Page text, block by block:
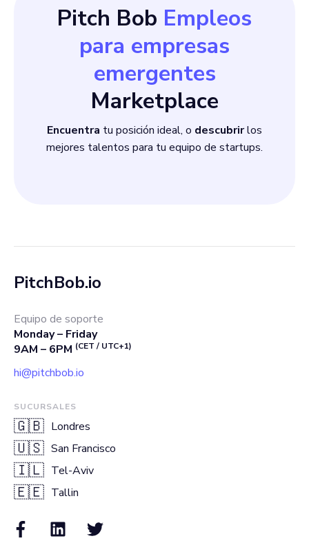
Pitch Bob Empleos
para empresas
emergentes
Marketplace
Encuentra tu posición ideal, o descubrirlos
mejores talentos para tu equipo de startups.
PitchBob.io
Equipo de soporte
Monday – Friday
9AM – 6PM (CET / UTC+1)
hi@pitchbob.io
SUCURSALES
🇬🇧 Londres
🇺🇸 San Francisco
🇮🇱 Tel-Aviv
🇪🇪 Tallin